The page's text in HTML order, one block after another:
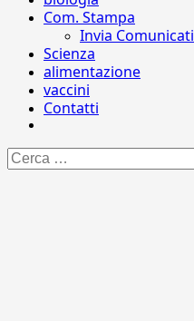
Com. Stampa
Invia Comunicati
Scienza
alimentazione
vaccini
Contatti
Ricerca
per: